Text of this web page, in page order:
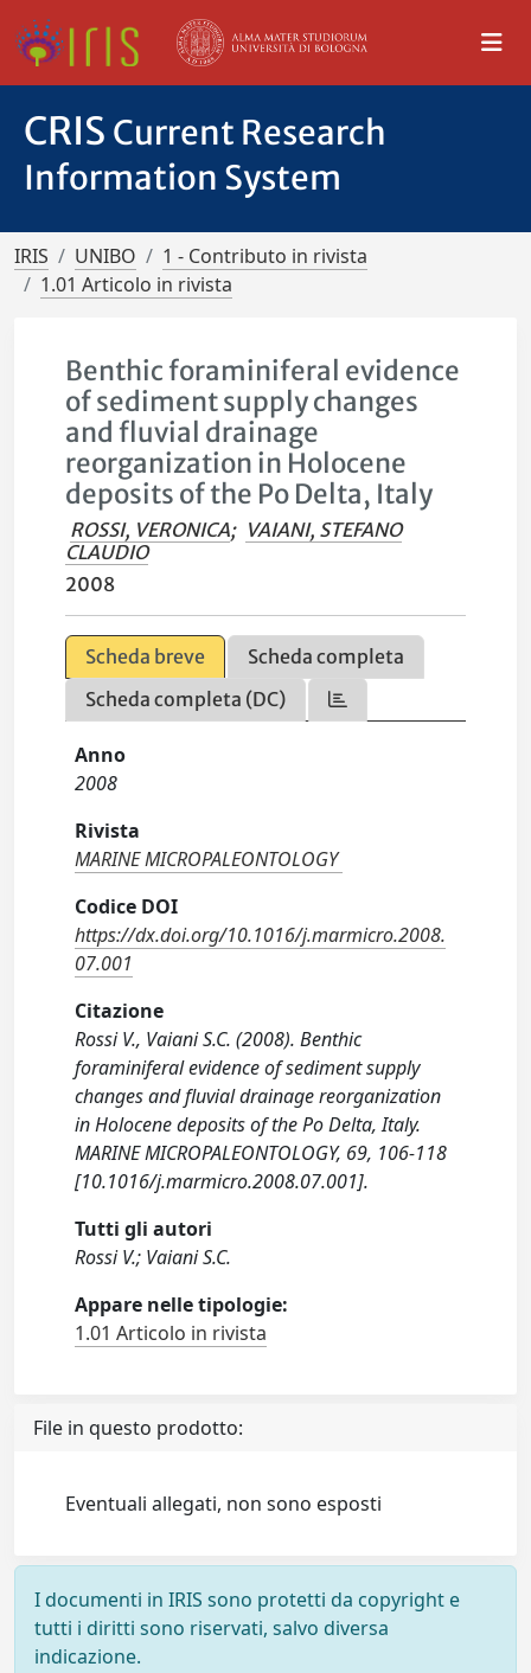
CRIS Current Research
Information System
IRIS UNIBO
1 - Contributo in rivista
1.01 Articolo in rivista
Benthic foraminiferal evidence
of sediment supply changes
and fluvial drainage
reorganization in Holocene
deposits of the Po Delta, Italy
ROSSI, VERONICA; VAIANI, STEFANO
CLAUDIO
2008
Scheda breve
Scheda completa
Scheda completa (DC)
Anno
2008
Rivista
MARINE MICROPALEONTOLOGY
Codice DOI
https://dx.doi.org/10.1016/j.marmicro.2008.
07.001
Citazione
Rossi V., Vaiani S.C. (2008). Benthic
foraminiferal evidence of sediment supply
changes and fluvial drainage reorganization
in Holocene deposits of the Po Delta, Italy.
MARINE MICROPALEONTOLOGY, 69, 106-118
[10.1016/j.marmicro.2008.07.001].
Tutti gli autori
Rossi V.; Vaiani S.C.
Appare nelle tipologie:
1.01 Articolo in rivista
File in questo prodotto:
Eventuali allegati, non sono esposti
I documenti in IRIS sono protetti da copyright e
tutti i diritti sono riservati, salvo diversa
indicazione.